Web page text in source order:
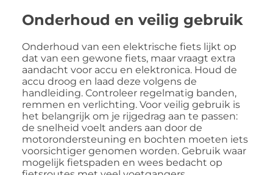
Onderhoud en veilig gebruik
Onderhoud van een elektrische fiets lijkt op
dat van een gewone fiets, maar vraagt extra
aandacht voor accu en elektronica. Houd de
accu droog en laad deze volgens de
handleiding. Controleer regelmatig banden,
remmen en verlichting. Voor veilig gebruik is
het belangrijk om je rijgedrag aan te passen:
de snelheid voelt anders aan door de
motorondersteuning en bochten moeten iets
voorsichtiger genomen worden. Gebruik waar
mogelijk fietspaden en wees bedacht op